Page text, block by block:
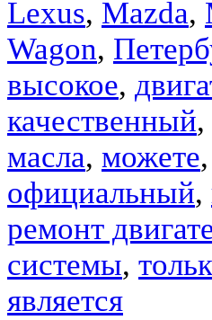
Lexus, Mazda,
Wagon,
высокое,
качественный,
масла, можете,
официальный,
ремонт
системы,
является